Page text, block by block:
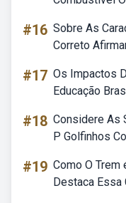
#16 Sobre As
Correto
#17 Os Impactos
Educação
#18 Considere As
P Golfinhos
#19 Como O Trem
Destaca Essa